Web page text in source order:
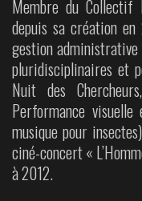
Membre du Collectif
depuis sa création
gestion
pluridisciplinaires et
Nuit des
Performance
musique pour
ciné-concert «
à 2012.